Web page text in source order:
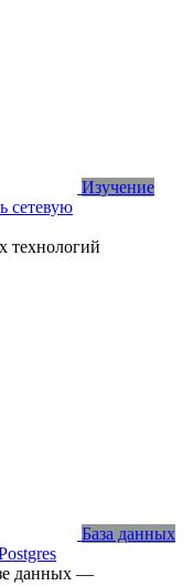
Изучение
сетевую
технологий
База данных
данных —